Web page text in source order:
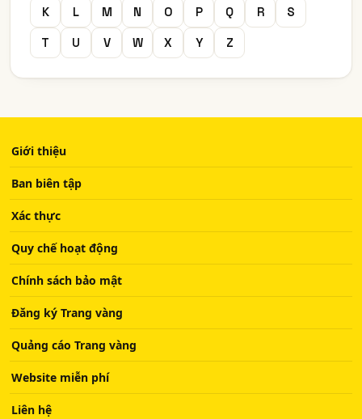
K
L M N O P Q R
S
T
U V W X Y Z
Giới thiệu
Ban biên tập
Xác thực
Quy chế hoạt động
Chính sách bảo mật
Đăng ký Trang vàng
Quảng cáo Trang vàng
Website miễn phí
Liên hệ